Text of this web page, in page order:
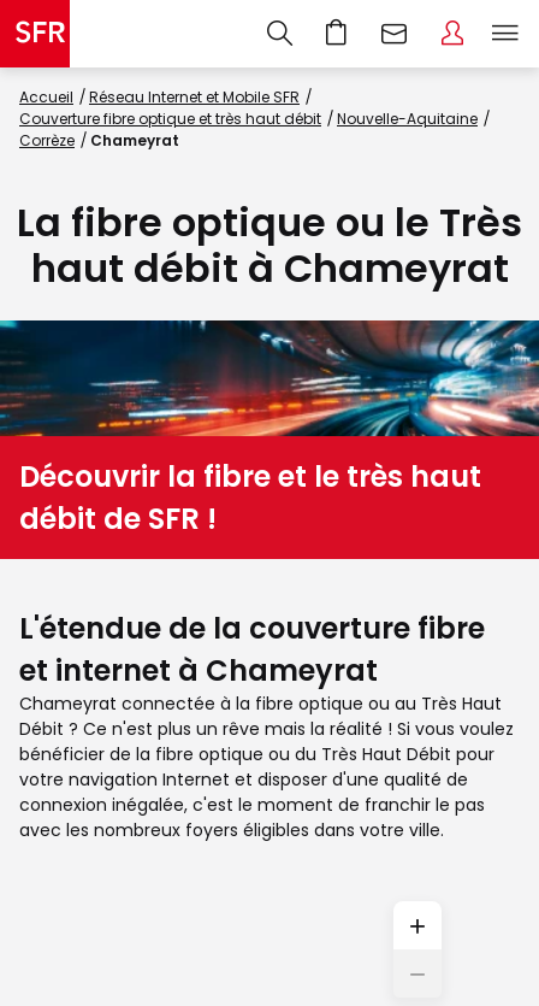
Accueil
Réseau Internet et Mobile SFR
Couverture fibre optique et très haut débit
Nouvelle-Aquitaine
Corrèze
Chameyrat
La fibre optique ou le Très
haut débit à Chameyrat
Découvrir la fibre et le très haut
débit de SFR !
L'étendue de la couverture fibre
et internet à Chameyrat
Chameyrat connectée à la fibre optique ou au Très Haut
Débit ? Ce n'est plus un rêve mais la réalité ! Si vous voulez
bénéficier de la fibre optique ou du Très Haut Débit pour
votre navigation Internet et disposer d'une qualité de
connexion inégalée, c'est le moment de franchir le pas
avec les nombreux foyers éligibles dans votre ville.
+
−